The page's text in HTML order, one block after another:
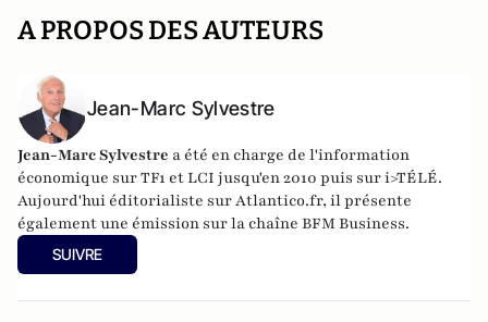
A PROPOS DES AUTEURS
Jean-Marc Sylvestre
Jean-Marc Sylvestre a été en charge de l'information
économique sur TF1 et LCI jusqu'en 2010 puis sur i>TÉLÉ.
Aujourd'hui éditorialiste sur Atlantico.fr, il présente
également une émission sur la chaîne BFM Business.
SUIVRE